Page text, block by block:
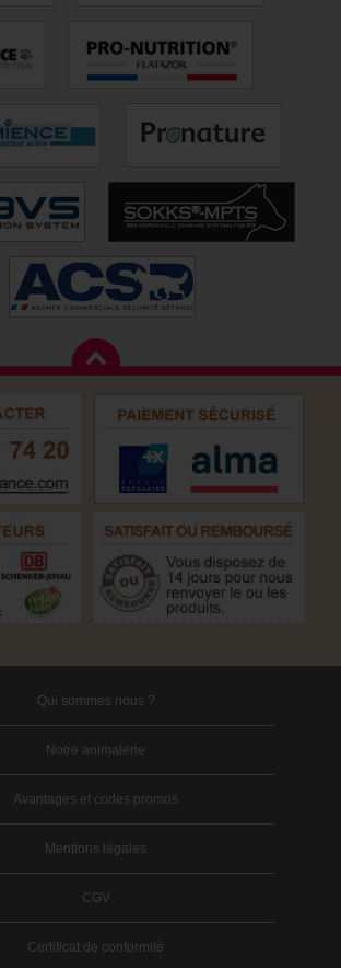
Qui sommes nous ?
Notre animalerie
Avantages et codes promos
Mentions légales
CGV
Certificat de conformité